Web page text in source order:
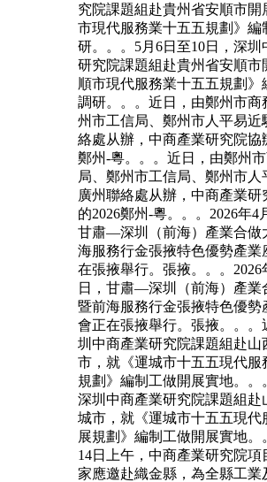
究院課題組赴貴州省安順市開
市現代服務業十五五規劃》編
研。。。5月6日至10日，深圳
研究院課題組赴貴州省安順市
順市現代服務業十五五規劃》
調研。。。近日，由鄭州市商
州市工信局、鄭州市人平易近
絡處从辦，中商產業研究院協
鄭州-粵。。。近日，由鄭州
局、鄭州市工信局、鄭州市人
廣州聯絡處从辦，中商產業研
的2026鄭州-粵。。。2026年4
甘肅—深圳（前海）產業合做
海服務行金張掖特色優勢產業
在張掖舉行。張掖。。。2026
日，甘肅—深圳（前海）產業
暨前海服務行金張掖特色優勢
會正在張掖舉行。張掖。。。
圳中商產業研究院課題組赴山
市，就《運城市十五五現代服
規劃》編制工做開展實地。。
深圳中商產業研究院課題組赴
城市，就《運城市十五五現代
展規劃》編制工做開展實地。
14日上午，中商產業研究院項
家應邀赴織金縣，為全縣工業